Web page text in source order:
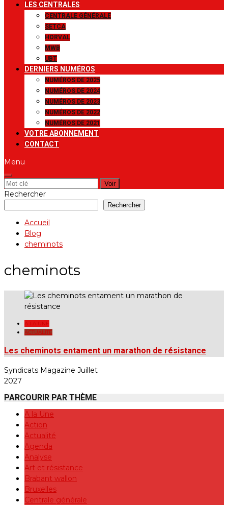
LES CENTRALES
CENTRALE GÉNÉRALE
SETCA
HORVAL
MWB
UBT
DERNIERS NUMÉROS
NUMÉROS DE 2025
NUMÉROS DE 2024
NUMÉROS DE 2023
NUMÉROS DE 2022
NUMÉROS DE 2021
VOTRE ABONNEMENT
CONTACT
Menu
Rechercher:
Rechercher
Rechercher
Accueil
Blog
cheminots
cheminots
ACTUALITÉ
Les cheminots entament un marathon de résistance
Syndicats Magazine Juillet
2027
PARCOURIR PAR THÈME
A la Une
Action
Actualité
Agenda
Analyse
Art et résistance
Brabant wallon
Bruxelles
Centrale générale